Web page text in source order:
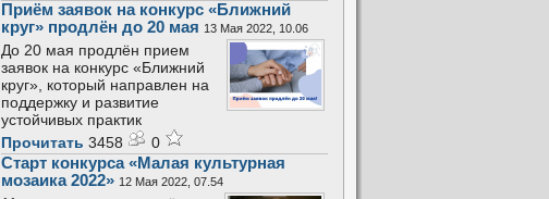
Приём заявок на конкурс «Ближний
круг» продлён до 20 мая 13 Мая 2022, 10.06
До 20 мая продлён прием
заявок на конкурс «Ближний
круг», который направлен на
поддержку и развитие
устойчивых практик
Прочитать 3458
0
Старт конкурса «Малая культурная
мозаика 2022» 12 Мая 2022, 07.54